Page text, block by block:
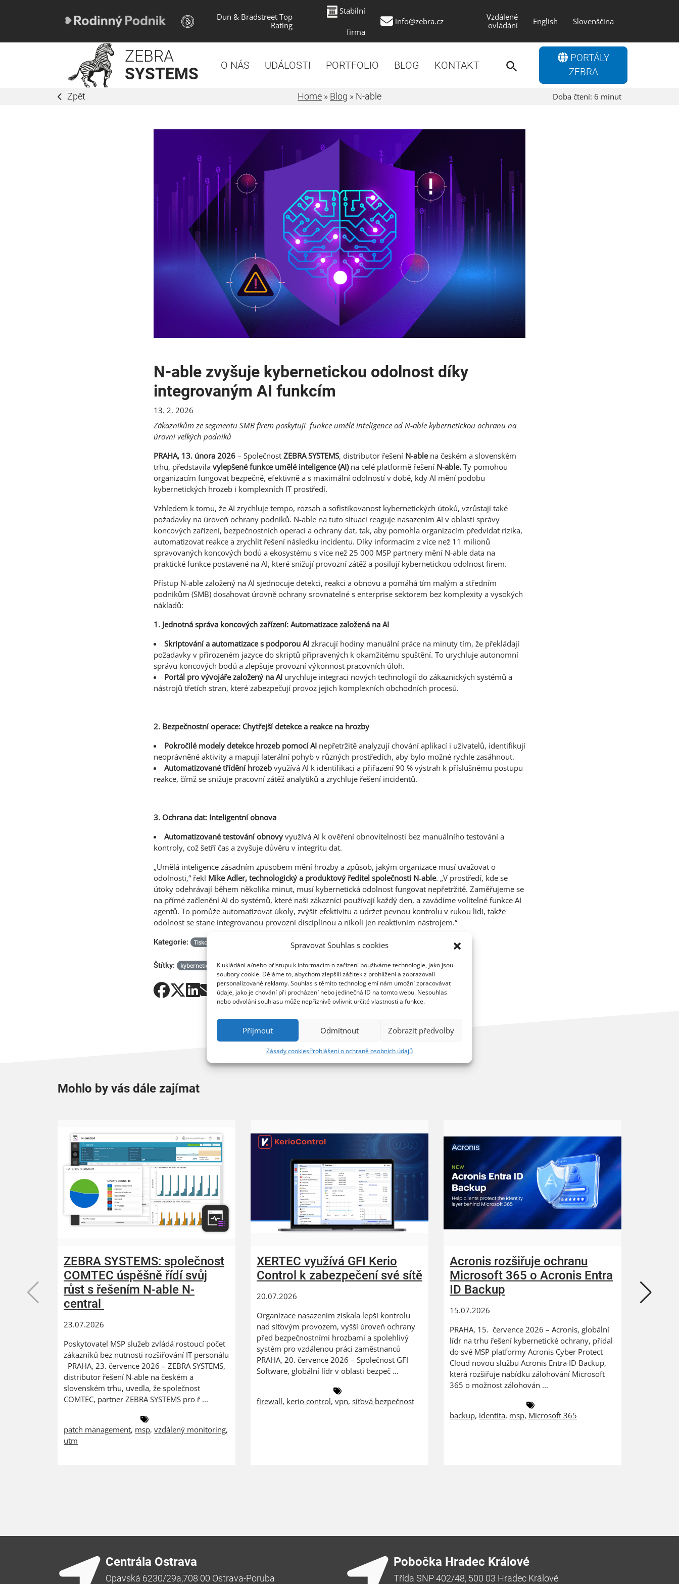
Spravovat Souhlas s cookies
K ukládání a/nebo přístupu k informacím o zařízení používáme technologie, jako jsou
soubory cookie. Děláme to, abychom zlepšili zážitek z prohlížení a zobrazovali
personalizované reklamy. Souhlas s těmito technologiemi nám umožní zpracovávat
údaje, jako je chování při procházení nebo jedinečná ID na tomto webu. Nesouhlas
nebo odvolání souhlasu může nepříznivě ovlivnit určité vlastnosti a funkce.
Příjmout Odmítnout Zobrazit předvolby
Zásady cookiesProhlášení o ochraně osobních údajů
Dun & Bradstreet Top
Rating
Stabilní
firma
info@zebra.cz
Vzdálené
ovládání
English Slovenščina
ZEBRA
SYSTEMS
O NÁS UDÁLOSTI PORTFOLIO BLOG KONTAKT
PORTÁLY
ZEBRA
Zpět Home » Blog » N-able Doba čtení: 6 minut
N‑able zvyšuje kybernetickou odolnost díky
integrovaným AI funkcím
13. 2. 2026
Zákazníkům ze segmentu SMB firem poskytují funkce umělé inteligence od N‑able kybernetickou ochranu na
úrovni velkých podniků
PRAHA, 13. února 2026 – Společnost ZEBRA SYSTEMS, distributor řešení N-ablena českém a slovenském
trhu, představila vylepšené funkce umělé inteligence (AI)na celé platformě řešení N-able. Ty pomohou
organizacím fungovat bezpečně, efektivně a s maximální odolností v době, kdy AI mění podobu
kybernetických hrozeb i komplexních IT prostředí.
Vzhledem k tomu, že AI zrychluje tempo, rozsah a sofistikovanost kybernetických útoků, vzrůstají také
požadavky na úroveň ochrany podniků. N‑able na tuto situaci reaguje nasazením AI v oblasti správy
koncových zařízení, bezpečnostních operací a ochrany dat, tak, aby pomohla organizacím předvídat rizika,
automatizovat reakce a zrychlit řešení následku incidentu. Díky informacím z více než 11 milionů
spravovaných koncových bodů a ekosystému s více než 25 000 MSP partnery mění N‑able data na
praktické funkce postavené na AI, které snižují provozní zátěž a posilují kybernetickou odolnost firem.
Přístup N‑able založený na AI sjednocuje detekci, reakci a obnovu a pomáhá tím malým a středním
podnikům (SMB) dosahovat úrovně ochrany srovnatelné s enterprise sektorem bez komplexity a vysokých
nákladů:
1. Jednotná správa koncových zařízení: Automatizace založená na AI
Skriptování a automatizace s podporou AI zkracují hodiny manuální práce na minuty tím, že překládají
požadavky v přirozeném jazyce do skriptů připravených k okamžitému spuštění. To urychluje autonomní
správu koncových bodů a zlepšuje provozní výkonnost pracovních úloh.
Portál pro vývojáře založený na AI urychluje integraci nových technologií do zákaznických systémů a
nástrojů třetích stran, které zabezpečují provoz jejich komplexních obchodních procesů.
2. Bezpečnostní operace: Chytřejší detekce a reakce na hrozby
Pokročilé modely detekce hrozeb pomocí AI nepřetržitě analyzují chování aplikací i uživatelů, identifikují
neoprávněné aktivity a mapují laterální pohyb v různých prostředích, aby bylo možné rychle zasáhnout.
Automatizované třídění hrozeb využívá AI k identifikaci a přiřazení 90 % výstrah k příslušnému postupu
reakce, čímž se snižuje pracovní zátěž analytiků a zrychluje řešení incidentů.
3. Ochrana dat: Inteligentní obnova
Automatizované testování obnovy využívá AI k ověření obnovitelnosti bez manuálního testování a
kontroly, což šetří čas a zvyšuje důvěru v integritu dat.
„Umělá inteligence zásadním způsobem mění hrozby a způsob, jakým organizace musí uvažovat o
odolnosti,“ řekl Mike Adler, technologický a produktový ředitel společnosti N‑able. „V prostředí, kde se
útoky odehrávají během několika minut, musí kybernetická odolnost fungovat nepřetržitě. Zaměřujeme se
na přímé začlenění AI do systémů, které naši zákazníci používají každý den, a zavádíme volitelné funkce AI
agentů. To pomůže automatizovat úkoly, zvýšit efektivitu a udržet pevnou kontrolu v rukou lidí, takže
odolnost se stane integrovanou provozní disciplínou a nikoli jen reaktivním nástrojem.“
Kategorie: Tiskové zprávy
Štítky: kybernetická bezpečnost AI umělá inteligence automatizace
Mohlo by vás dále zajímat
ZEBRA SYSTEMS: společnost
COMTEC úspěšně řídí svůj
růst s řešením N-able N-
central
23.07.2026
Poskytovatel MSP služeb zvládá rostoucí počet
zákazníků bez nutnosti rozšiřování IT personálu
PRAHA, 23. července 2026 – ZEBRA SYSTEMS,
distributor řešení N-able na českém a
slovenském trhu, uvedla, že společnost
COMTEC, partner ZEBRA SYSTEMS pro ř ...
patch management, msp, vzdálený monitoring,
utm
XERTEC využívá GFI Kerio
Control k zabezpečení své sítě
20.07.2026
Organizace nasazením získala lepší kontrolu
nad síťovým provozem, vyšší úroveň ochrany
před bezpečnostními hrozbami a spolehlivý
systém pro vzdálenou práci zaměstnanců
PRAHA, 20. července 2026 – Společnost GFI
Software, globální lídr v oblasti bezpeč ...
firewall, kerio control, vpn, síťová bezpečnost
Acronis rozšiřuje ochranu
Microsoft 365 o Acronis Entra
ID Backup
15.07.2026
PRAHA, 15. července 2026 – Acronis, globální
lídr na trhu řešení kybernetické ochrany, přidal
do své MSP platformy Acronis Cyber Protect
Cloud novou službu Acronis Entra ID Backup,
která rozšiřuje nabídku zálohování Microsoft
365 o možnost zálohován ...
backup, identita, msp, Microsoft 365
Centrála Ostrava
Opavská 6230/29a,708 00 Ostrava-Poruba
Pobočka Hradec Králové
Třída SNP 402/48, 500 03 Hradec Králové